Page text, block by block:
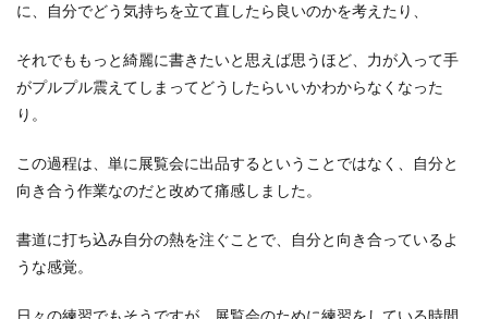
に、自分でどう気持ちを立て直したら良いのかを考えたり、
それでももっと綺麗に書きたいと思えば思うほど、力が入って手
がプルプル震えてしまってどうしたらいいかわからなくなった
り。
この過程は、単に展覧会に出品するということではなく、自分と
向き合う作業なのだと改めて痛感しました。
書道に打ち込み自分の熱を注ぐことで、自分と向き合っているよ
うな感覚。